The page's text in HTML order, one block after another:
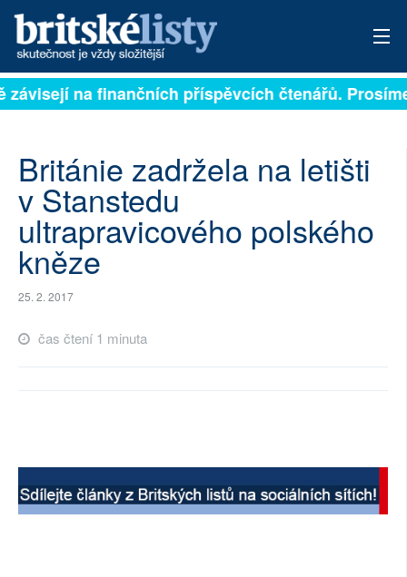
PŘIHLÁSIT
ARCHIV
ROZHOVORY
TÉMATA
NEJČTENĚJŠÍ ZA 7 DNÍ
AUTOŘI
RUBRIKY
PLNÁ VERZE STRÁNEK
na finančních příspěvcích čtenářů.
Británie zadržela na letišti
v Stanstedu
ultrapravicového polského
kněze
25. 2. 2017
čas čtení 1 minuta